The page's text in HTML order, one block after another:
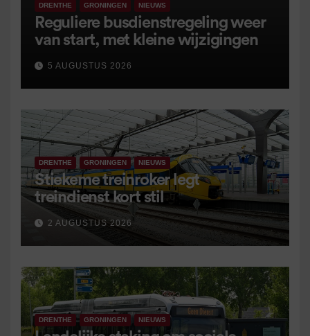
DRENTHE GRONINGEN NIEUWS
Reguliere busdienstregeling weer
van start, met kleine wijzigingen
5 AUGUSTUS 2026
DRENTHE GRONINGEN NIEUWS
Stiekeme treinroker legt
treindienst kort stil
2 AUGUSTUS 2026
DRENTHE GRONINGEN NIEUWS